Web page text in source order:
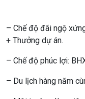
– Chế độ đãi ngộ
+ Thưởng dự án.
– Chế độ phúc lợi:
– Du lịch hàng năm